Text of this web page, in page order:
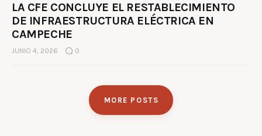
LA CFE CONCLUYE EL RESTABLECIMIENTO
DE INFRAESTRUCTURA ELÉCTRICA EN
CAMPECHE
JUNIO 4, 2026 0
MORE POSTS